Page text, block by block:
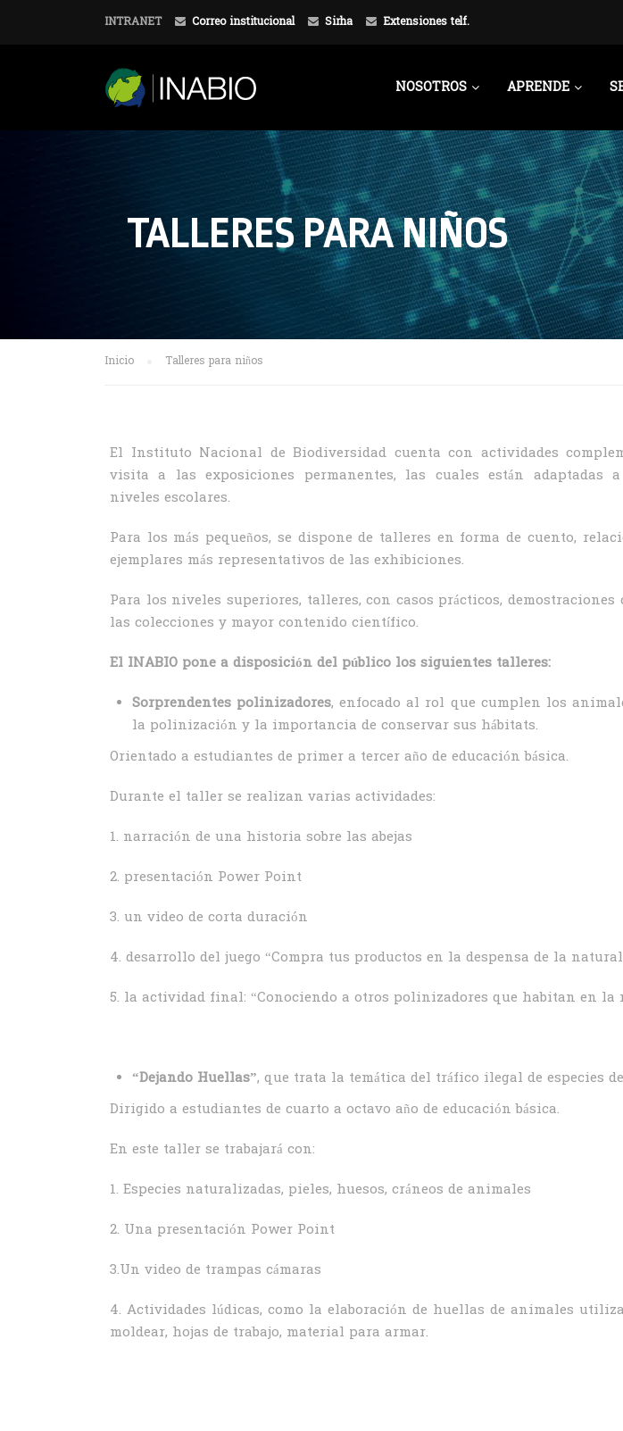
INTRANET Correo institucional Sirha Extensiones telf.
NOSOTROS APRENDE
TALLERES PARA NIÑOS
Inicio Talleres para niños
El Instituto Nacional de Biodiversidad cuenta con actividades
visita a las exposiciones permanentes, las cuales están adaptadas
niveles escolares.
Para los más pequeños, se dispone de talleres en forma de cuento,
ejemplares más representativos de las exhibiciones.
Para los niveles superiores, talleres, con casos prácticos,
las colecciones y mayor contenido científico.
El INABIO pone a disposición del público los siguientes talleres:
Sorprendentes polinizadores, enfocado al rol que cumplen los
la polinización y la importancia de conservar sus hábitats.
Orientado a estudiantes de primer a tercer año de educación básica.
Durante el taller se realizan varias actividades:
1. narración de una historia sobre las abejas
2. presentación Power Point
3. un video de corta duración
4. desarrollo del juego “Compra tus productos en la despensa de la
5. la actividad final: “Conociendo a otros polinizadores que habitan en la
“Dejando Huellas”, que trata la temática del tráfico ilegal de especies
Dirigido a estudiantes de cuarto a octavo año de educación básica.
En este taller se trabajará con:
1. Especies naturalizadas, pieles, huesos, cráneos de animales
2. Una presentación Power Point
3.Un video de trampas cámaras
4. Actividades lúdicas, como la elaboración de huellas de animales
moldear, hojas de trabajo, material para armar.